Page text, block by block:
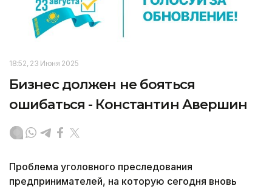
18:52, 23 Июня 2025
Бизнес должен не бояться
ошибаться - Константин Авершин
Проблема уголовного преследования
предпринимателей, на которую сегодня вновь